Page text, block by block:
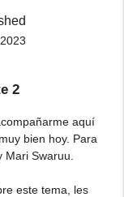
2
aquí
bien hoy. Para
Swaruu.
este tema, les